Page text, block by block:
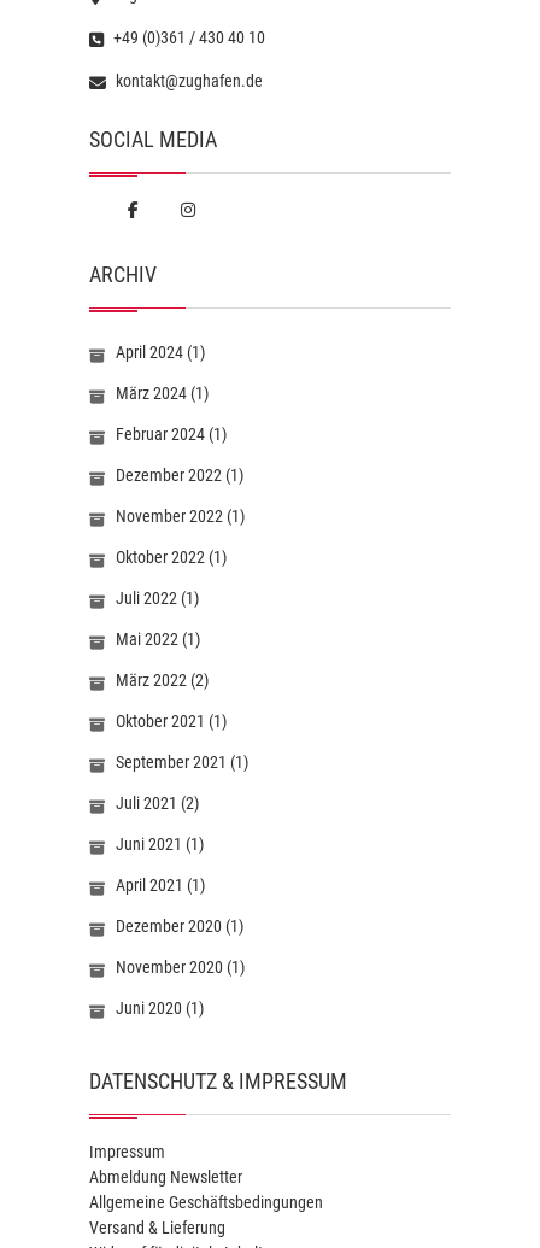
+49 (0)361 / 430 40 10
kontakt@zughafen.de
SOCIAL MEDIA
ARCHIV
April 2024 (1)
März 2024 (1)
Februar 2024 (1)
Dezember 2022 (1)
November 2022 (1)
Oktober 2022 (1)
Juli 2022 (1)
Mai 2022 (1)
März 2022 (2)
Oktober 2021 (1)
September 2021 (1)
Juli 2021 (2)
Juni 2021 (1)
April 2021 (1)
Dezember 2020 (1)
November 2020 (1)
Juni 2020 (1)
DATENSCHUTZ & IMPRESSUM
Impressum
Abmeldung Newsletter
Allgemeine Geschäftsbedingungen
Versand & Lieferung